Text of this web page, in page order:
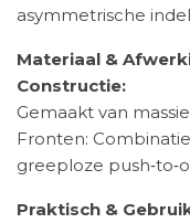
asymmetrische
Materiaal &
Constructie:
Gemaakt van
Fronten:
greeploze
Praktisch &